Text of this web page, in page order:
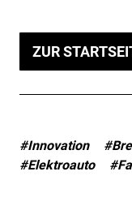
ZUR
#Innovation
#Elektroauto